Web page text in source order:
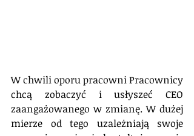
W chwili oporu pracowni Pracownicy
chcą zobaczyć i usłyszeć CEO
zaangażowanego w zmianę. W dużej
mierze od tego uzależniają swoje